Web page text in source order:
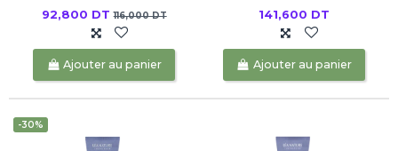
92,800 DT116,000 DT
Ajouter au panier
141,600 DT
Ajouter au panier
-30%